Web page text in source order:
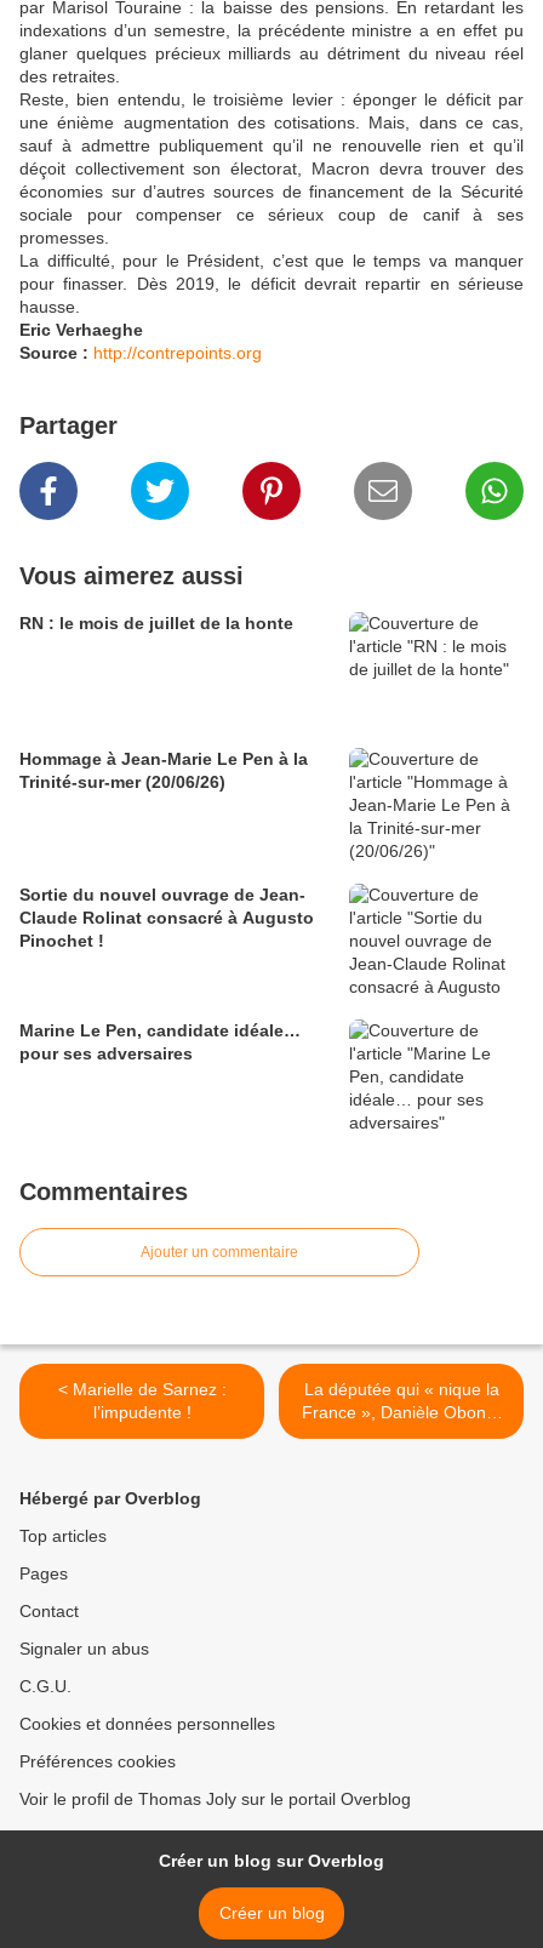
par Marisol Touraine : la baisse des pensions. En retardant les
indexations d’un semestre, la précédente ministre a en effet pu
glaner quelques précieux milliards au détriment du niveau réel
des retraites.
Reste, bien entendu, le troisième levier : éponger le déficit par
une énième augmentation des cotisations. Mais, dans ce cas,
sauf à admettre publiquement qu’il ne renouvelle rien et qu’il
déçoit collectivement son électorat, Macron devra trouver des
économies sur d’autres sources de financement de la Sécurité
sociale pour compenser ce sérieux coup de canif à ses
promesses.
La difficulté, pour le Président, c’est que le temps va manquer
pour finasser. Dès 2019, le déficit devrait repartir en sérieuse
hausse.
Eric Verhaeghe
Source : http://contrepoints.org
Partager
Vous aimerez aussi
RN : le mois de juillet de la honte
Hommage à Jean-Marie Le Pen à la
Trinité-sur-mer (20/06/26)
Sortie du nouvel ouvrage de Jean-
Claude Rolinat consacré à Augusto
Pinochet !
Marine Le Pen, candidate idéale…
pour ses adversaires
Commentaires
Ajouter un commentaire
< Marielle de Sarnez :
l’impudente !
La députée qui « nique la
France », Danièle Obono,
est « chercheuse »… sans
Hébergé par Overblog
Top articles
Pages
Contact
Signaler un abus
C.G.U.
Cookies et données personnelles
Préférences cookies
Voir le profil de Thomas Joly sur le portail Overblog
Créer un blog sur Overblog
Créer un blog